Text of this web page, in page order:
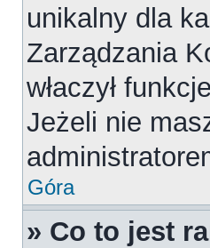
unikalny dla
Zarządzania
właczył
Jeżeli nie
Góra
» Co to jest